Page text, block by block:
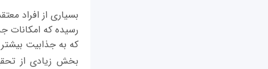
بسیاری از افراد
رسیده که امکانات
که به جذابیت
بخش زیادی از